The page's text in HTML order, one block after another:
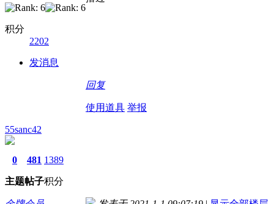
积分
2202
发消息
回复
使用道具 举报
55sanc42
0
主题
481
帖子
1389
积分